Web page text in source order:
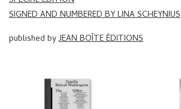
SIGNED AND NUMBERED BY LINA SCHEYNIUS
published byJEAN BOÎTE ÉDITIONS